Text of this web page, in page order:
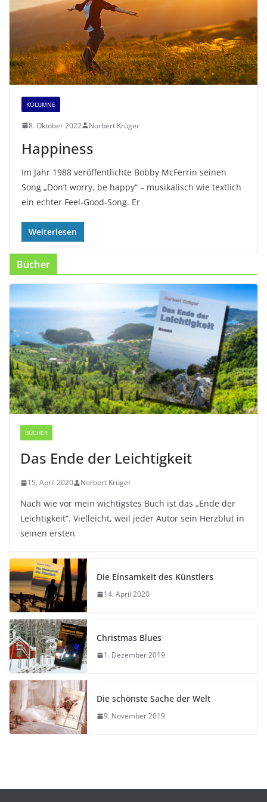
KOLUMNE
8. Oktober 2022 Norbert Krüger
Happiness
Im Jahr 1988 veröffentlichte Bobby McFerrin seinen
Song „Don’t worry, be happy“ – musikalisch wie textlich
ein echter Feel-Good-Song. Er
Weiterlesen
Bücher
BÜCHER
Das Ende der Leichtigkeit
15. April 2020 Norbert Krüger
Nach wie vor mein wichtigstes Buch ist das „Ende der
Leichtigkeit“. Vielleicht, weil jeder Autor sein Herzblut in
seinen ersten
Die Einsamkeit des Künstlers
14. April 2020
Christmas Blues
1. Dezember 2019
Die schönste Sache der Welt
9. November 2019